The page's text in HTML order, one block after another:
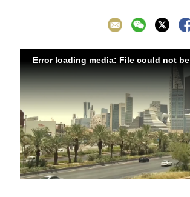
Error loading media: File could not